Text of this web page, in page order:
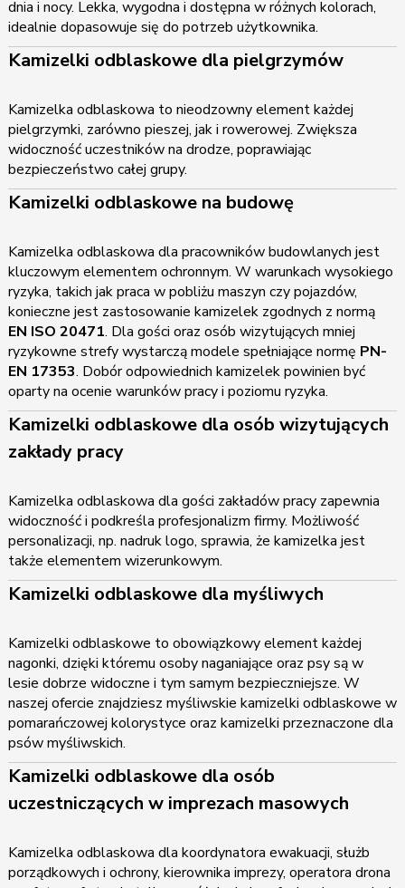
dnia i nocy. Lekka, wygodna i dostępna w różnych kolorach,
idealnie dopasowuje się do potrzeb użytkownika.
Kamizelki odblaskowe dla pielgrzymów
Kamizelka odblaskowa to nieodzowny element każdej
pielgrzymki, zarówno pieszej, jak i rowerowej. Zwiększa
widoczność uczestników na drodze, poprawiając
bezpieczeństwo całej grupy.
Kamizelki odblaskowe na budowę
Kamizelka odblaskowa dla pracowników budowlanych jest
kluczowym elementem ochronnym. W warunkach wysokiego
ryzyka, takich jak praca w pobliżu maszyn czy pojazdów,
konieczne jest zastosowanie kamizelek zgodnych z normą
EN ISO 20471. Dla gości oraz osób wizytujących mniej
ryzykowne strefy wystarczą modele spełniające normę PN-
EN 17353. Dobór odpowiednich kamizelek powinien być
oparty na ocenie warunków pracy i poziomu ryzyka.
Kamizelki odblaskowe dla osób wizytujących
zakłady pracy
Kamizelka odblaskowa dla gości zakładów pracy zapewnia
widoczność i podkreśla profesjonalizm firmy. Możliwość
personalizacji, np. nadruk logo, sprawia, że kamizelka jest
także elementem wizerunkowym.
Kamizelki odblaskowe dla myśliwych
Kamizelki odblaskowe to obowiązkowy element każdej
nagonki, dzięki któremu osoby naganiające oraz psy są w
lesie dobrze widoczne i tym samym bezpieczniejsze. W
naszej ofercie znajdziesz myśliwskie kamizelki odblaskowe w
pomarańczowej kolorystyce oraz kamizelki przeznaczone dla
psów myśliwskich.
Kamizelki odblaskowe dla osób
uczestniczących w imprezach masowych
Kamizelka odblaskowa dla koordynatora ewakuacji, służb
porządkowych i ochrony, kierownika imprezy, operatora drona